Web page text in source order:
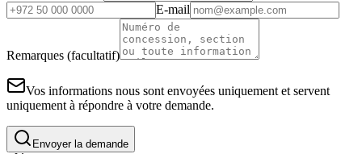
E-mail
Remarques (facultatif)
Vos informations nous sont envoyées uniquement et servent
uniquement à répondre à votre demande.
Envoyer la demande